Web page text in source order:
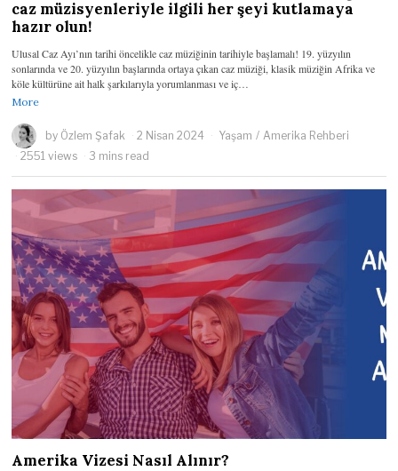
caz müzisyenleriyle ilgili her şeyi kutlamaya
hazır olun!
Ulusal Caz Ayı’nın tarihi öncelikle caz müziğinin tarihiyle başlamalı! 19. yüzyılın
sonlarında ve 20. yüzyılın başlarında ortaya çıkan caz müziği, klasik müziğin Afrika ve
köle kültürüne ait halk şarkılarıyla yorumlanması ve iç…
More
by Özlem Şafak 2 Nisan 2024 Yaşam / Amerika Rehberi
2551 views
3 mins read
Amerika Vizesi Nasıl Alınır?